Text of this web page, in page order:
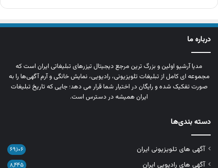
درباره ما
مدیا آرشیو اولین و بزرگ‌ ترین مرجع دیجیتال تیزرهای تبلیغاتی ایران است که
مجموعه‌ ای کامل از تبلیغات تلویزیونی، رادیویی، نمایش خانگی و آرم‌ آگهی‌ها را به‌
صورت تفکیک‌ شده و رایگان در اختیار شما قرار می‌ دهد؛ جایی که تاریخ تبلیغات
ایران همیشه در دسترس است.
دسته بندی‌ها
آگهی های تلویزیونی ایران ۶۹,۱۰۶
آگهی های رادیویی ایران ۸,۴۴۵